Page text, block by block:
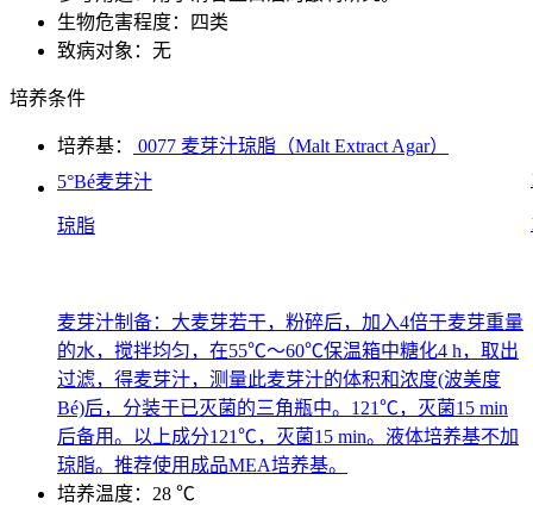
生物危害程度：四类
致病对象：无
培养条件
培养基：
0077 麦芽汁琼脂（Malt Extract Agar）
5°Bé麦芽汁
琼脂
麦芽汁制备：大麦芽若干，粉碎后，加入4倍于麦芽重量
的水，搅拌均匀，在55℃～60℃保温箱中糖化4 h，取出
过滤，得麦芽汁，测量此麦芽汁的体积和浓度(波美度
Bé)后，分装于已灭菌的三角瓶中。121℃，灭菌15 min
后备用。以上成分121℃，灭菌15 min。液体培养基不加
琼脂。推荐使用成品MEA培养基。
培养温度：28 ℃